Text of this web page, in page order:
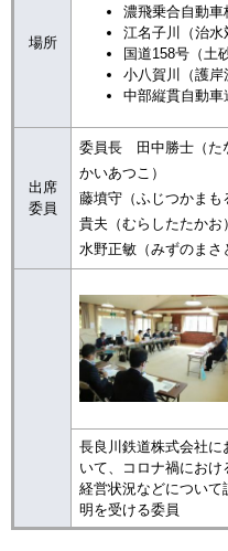
場所
濃飛乗合自動車
江名子川（治水
国道158号（土
小八賀川（護岸
中部縦貫自動車
出席
委員
委員長 田中勝士（た
かいあつこ）
藤墳守（ふじつかま
貴夫（むらしたたかお）
水野正敏（みずのまさ
長良川鉄道株式会社に
いて、コロナ禍におけ
経営状況などについて
明を受ける委員